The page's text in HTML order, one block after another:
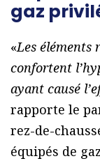
gaz
«Les éléments
confortent
ayant causé
rapporte le
rez-de-
équipés de